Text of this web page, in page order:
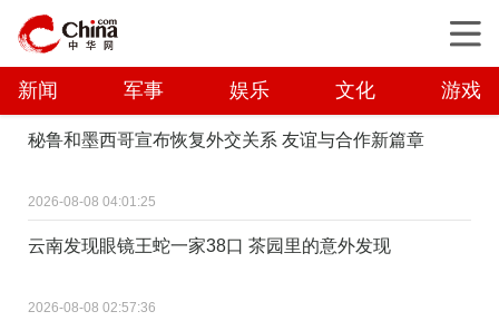
新闻 军事 娱乐 文化 游戏
秘鲁和墨西哥宣布恢复外交关系 友谊与合作新篇章
2026-08-08 04:01:25
云南发现眼镜王蛇一家38口 茶园里的意外发现
2026-08-08 02:57:36